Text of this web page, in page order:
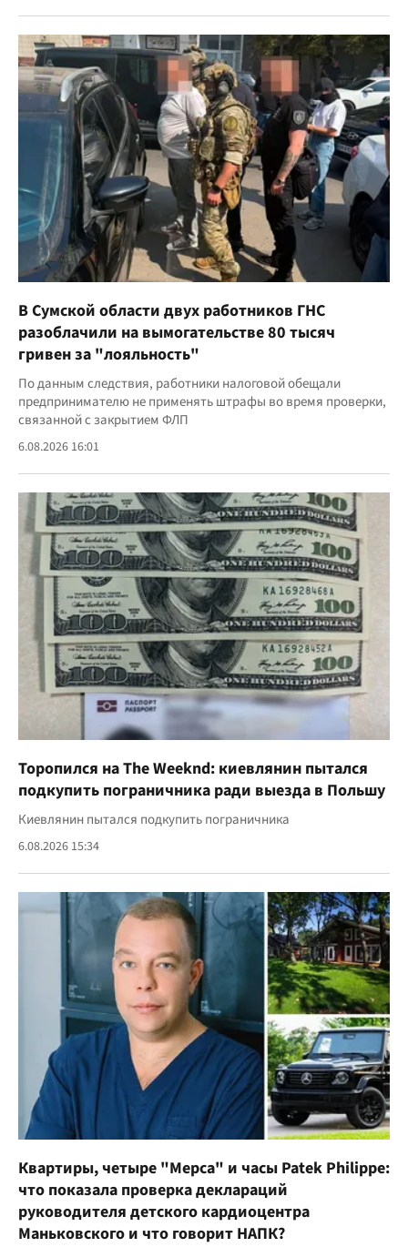
В Сумской области двух работников ГНС
разоблачили на вымогательстве 80 тысяч
гривен за "лояльность"
По данным следствия, работники налоговой обещали
предпринимателю не применять штрафы во время проверки,
связанной с закрытием ФЛП
6.08.2026 16:01
Торопился на The Weeknd: киевлянин пытался
подкупить пограничника ради выезда в Польшу
Киевлянин пытался подкупить пограничника
6.08.2026 15:34
Квартиры, четыре "Мерса" и часы Patek Philippe:
что показала проверка деклараций
руководителя детского кардиоцентра
Маньковского и что говорит НАПК?